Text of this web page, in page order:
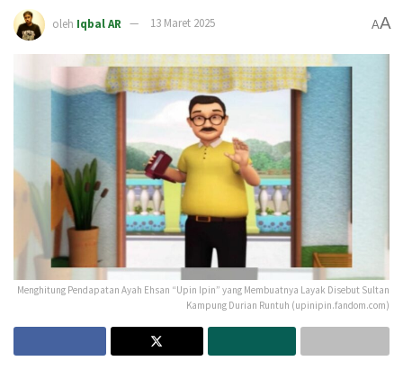
oleh Iqbal AR 13 Maret 2025 AA
Menghitung Pendapatan Ayah Ehsan “Upin Ipin” yang Membuatnya Layak Disebut Sultan
Kampung Durian Runtuh (upinipin.fandom.com)